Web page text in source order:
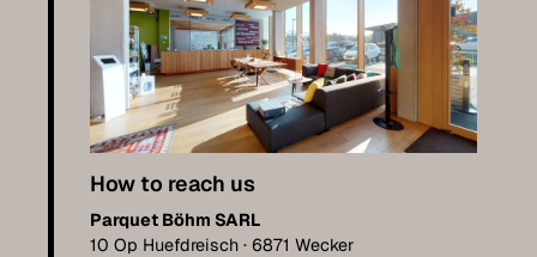
How to reach us
Parquet Böhm SARL
10 Op Huefdreisch · 6871 Wecker